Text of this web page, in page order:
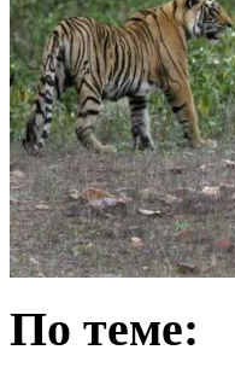
По теме: